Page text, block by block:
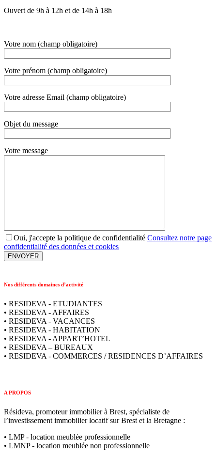
Ouvert de 9h à 12h et de 14h à 18h
Votre nom (champ obligatoire)
Votre prénom (champ obligatoire)
Votre adresse Email (champ obligatoire)
Objet du message
Votre message
Oui, j'accepte la politique de confidentialité Consultez notre page
confidentialité des données et cookies
Nos différents domaines d’activité
• RESIDEVA - ETUDIANTES
• RESIDEVA - AFFAIRES
• RESIDEVA - VACANCES
• RESIDEVA - HABITATION
• RESIDEVA - APPART’HOTEL
• RESIDEVA – BUREAUX
• RESIDEVA - COMMERCES / RESIDENCES D’AFFAIRES
A PROPOS
Résideva, promoteur immobilier à Brest, spécialiste de
l’investissement immobilier locatif sur Brest et la Bretagne :
• LMP - location meublée professionnelle
• LMNP - location meublée non professionnelle